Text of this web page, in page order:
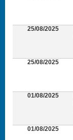
25/08/2025
25/08/2025
01/08/2025
01/08/2025